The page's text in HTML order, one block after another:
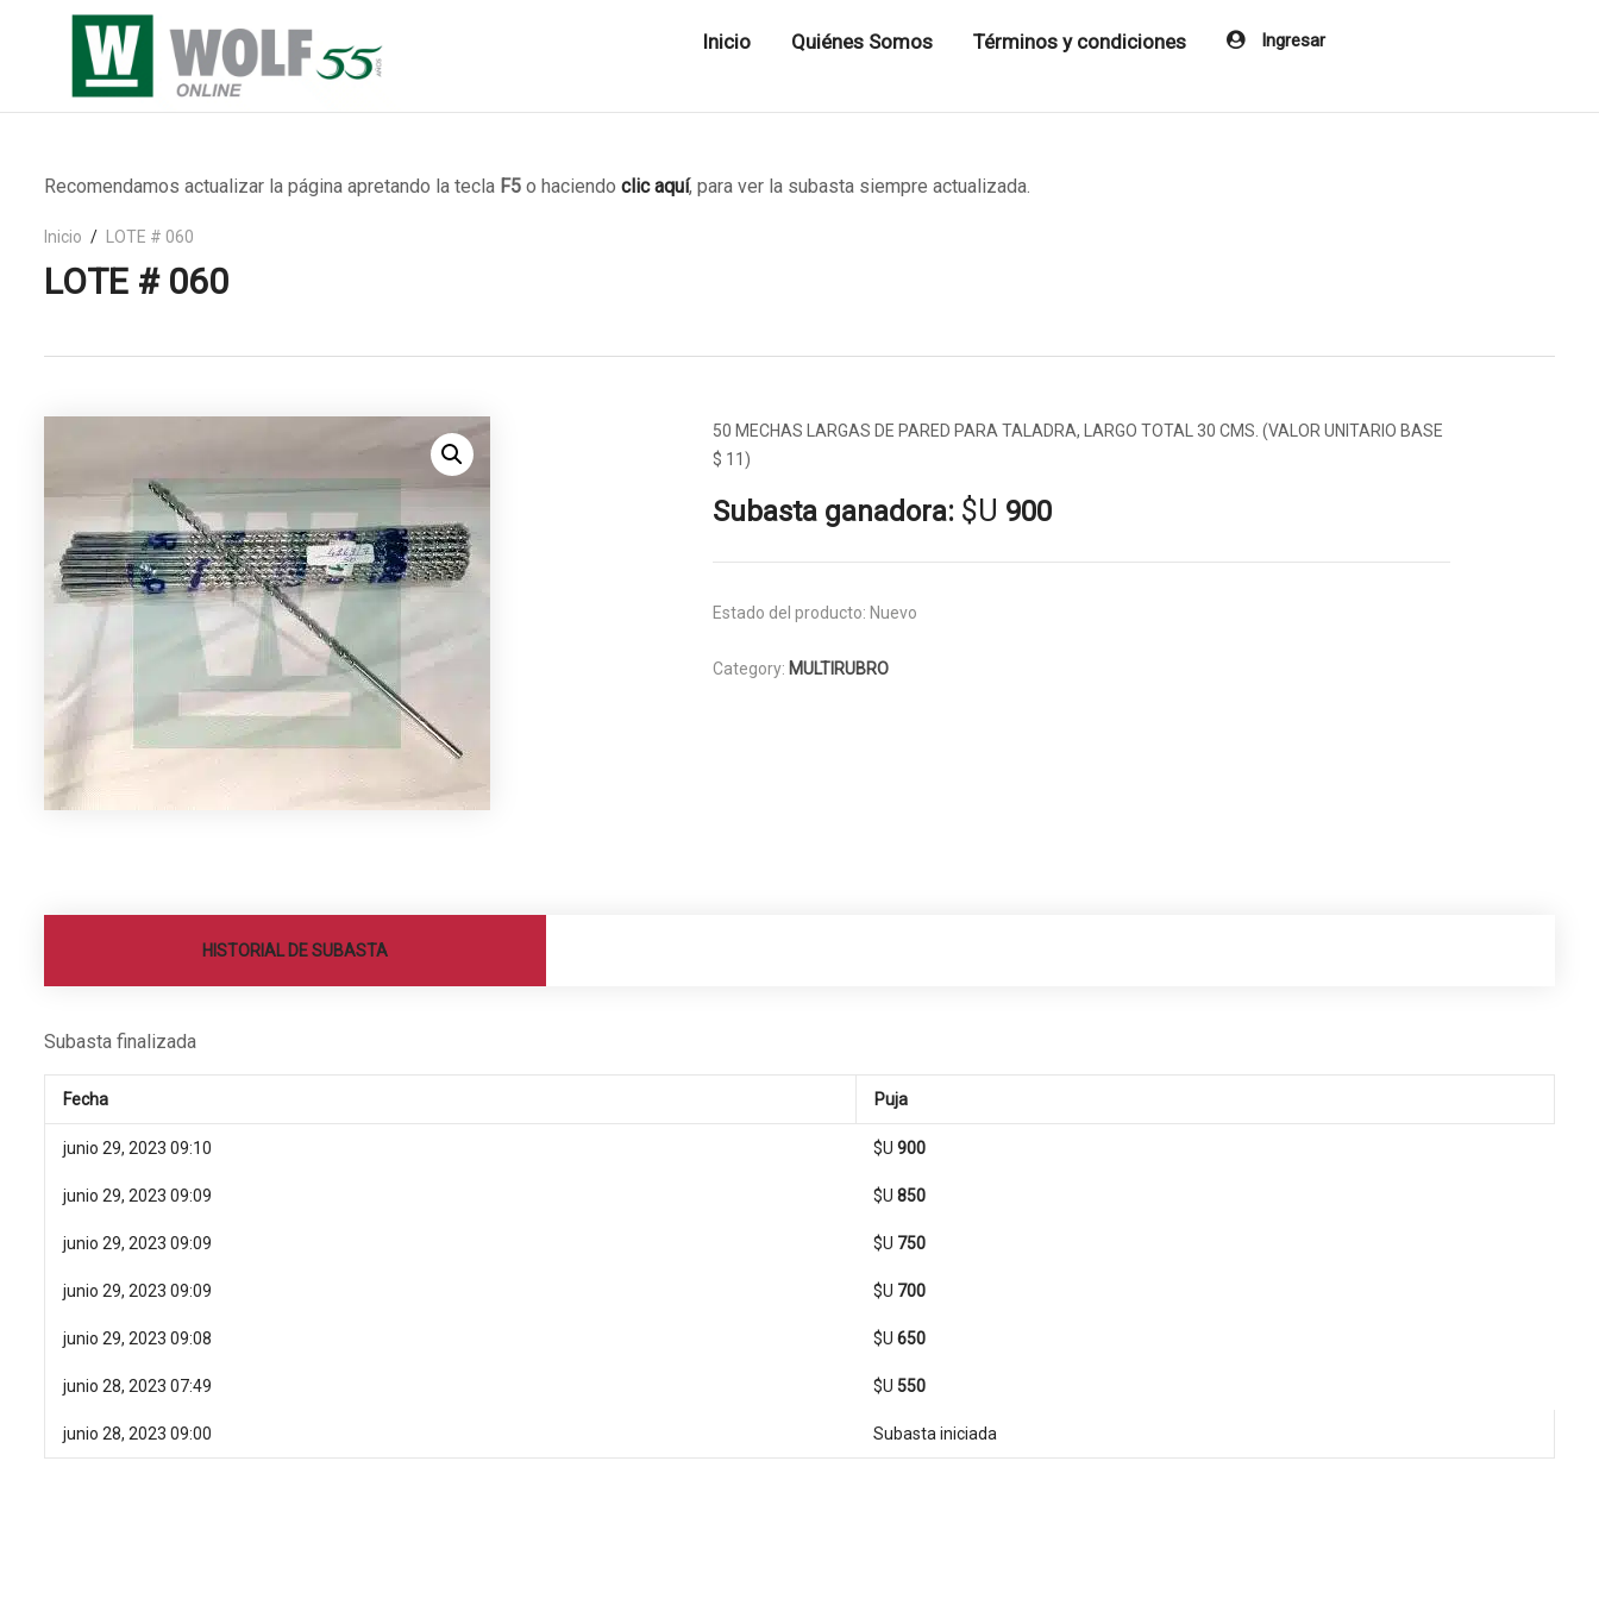
Inicio Quiénes Somos Términos y condiciones Ingresar
Recomendamos actualizar la página apretando la tecla F5 o haciendo clic aquí, para ver la subasta siempre actualizada.
Inicio LOTE # 060
LOTE # 060
50 MECHAS LARGAS DE PARED PARA TALADRA, LARGO TOTAL 30 CMS. (VALOR UNITARIO BASE
$ 11)
Subasta ganadora:$U 900
Estado del producto: Nuevo
Category: MULTIRUBRO
HISTORIAL DE SUBASTA
Subasta finalizada
Fecha Puja
junio 29, 2023 09:10 $U 900
junio 29, 2023 09:09 $U 850
junio 29, 2023 09:09 $U 750
junio 29, 2023 09:09 $U 700
junio 29, 2023 09:08 $U 650
junio 28, 2023 07:49 $U 550
junio 28, 2023 09:00 Subasta iniciada